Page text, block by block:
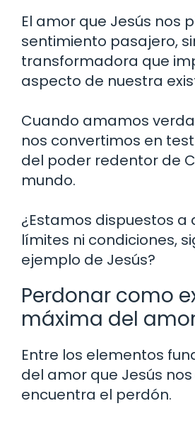
El amor que Jesús nos
sentimiento pasajero,
transformadora que
aspecto de nuestra
Cuando amamos
nos convertimos en
del poder redentor de
mundo.
¿Estamos dispuestos a
límites ni condiciones,
ejemplo de Jesús?
Perdonar como
máxima del
Entre los elementos
del amor que Jesús
encuentra el perdón.